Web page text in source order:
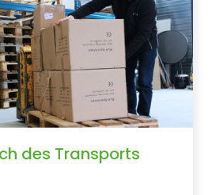
des Transports